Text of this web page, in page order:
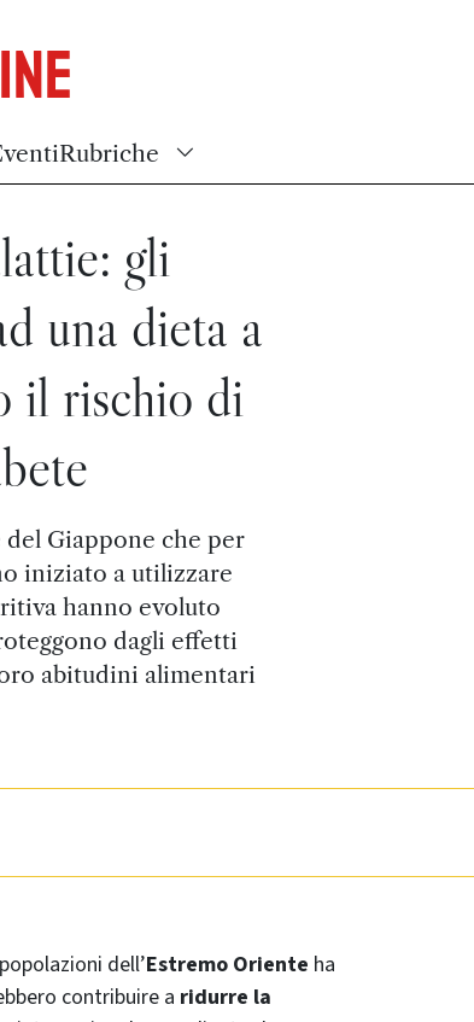
Rubriche
gli
una dieta a
il rischio di
Giappone che per
iniziato a utilizzare
hanno evoluto
dagli effetti
abitudini alimentari
dell’Estremo Oriente ha
contribuire a ridurre la